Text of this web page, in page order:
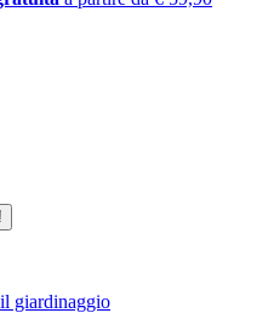
giardinaggio